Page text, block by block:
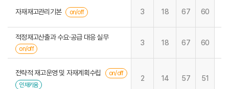
자재재고관리기본 on/off 3 18 67 60
적정재고산출과 수요·공급 대응 실무
on/off
3 18 67 60
전략적 재고운영 및 자재계획수립
on/off
인재키움
2 14 57 51